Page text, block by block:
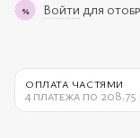
% Войти для
ОПЛАТА ЧАСТЯМИ
4 платежа по 208.75